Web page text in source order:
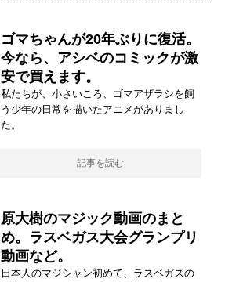
ゴマちゃんが20年ぶりに復活。
今なら、アシベのコミックが激
安で買えます。
私たちが、小さいころ、ゴマアザラシを飼
う少年の日常を描いたアニメがありまし
た。
記事を読む
原大樹のマジック動画のまと
め。ラスベガス大会グランプリ
動画など。
日本人のマジシャン初めて、ラスベガスの